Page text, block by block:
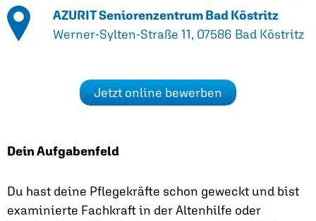
AZURIT Seniorenzentrum Bad Köstritz
Werner-Sylten-Straße 11, 07586 Bad Köstritz
Jetzt online bewerben
Dein Aufgabenfeld
Du hast deine Pflegekräfte schon geweckt und bist
examinierte Fachkraft in der Altenhilfe oder